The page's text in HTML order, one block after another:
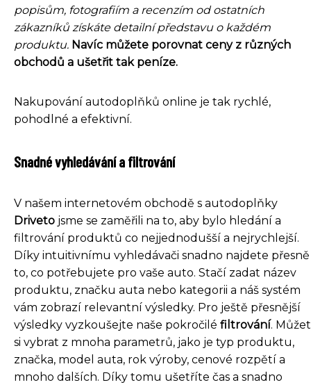
popisům, fotografiím a recenzím od ostatních
zákazníků získáte detailní představu o každém
produktu. Navíc můžete porovnat ceny z různých
obchodů a ušetřit tak peníze.
Nakupování autodoplňků online je tak rychlé,
pohodlné a efektivní.
Snadné vyhledávání a filtrování
V našem internetovém obchodě s autodoplňky
Driveto jsme se zaměřili na to, aby bylo hledání a
filtrování produktů co nejjednodušší a nejrychlejší.
Díky intuitivnímu vyhledávači snadno najdete přesně
to, co potřebujete pro vaše auto. Stačí zadat název
produktu, značku auta nebo kategorii a náš systém
vám zobrazí relevantní výsledky. Pro ještě přesnější
výsledky vyzkoušejte naše pokročilé filtrování.
si vybrat z mnoha parametrů, jako je typ produktu,
značka, model auta, rok výroby, cenové rozpětí a
mnoho dalších. Díky tomu ušetříte čas a snadno